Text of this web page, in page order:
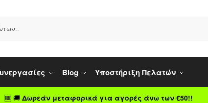
Blog Υποστήριξη Πελατών
🆓 🚚 Δωρεάν μεταφορικά για αγορές άνω των €50!!